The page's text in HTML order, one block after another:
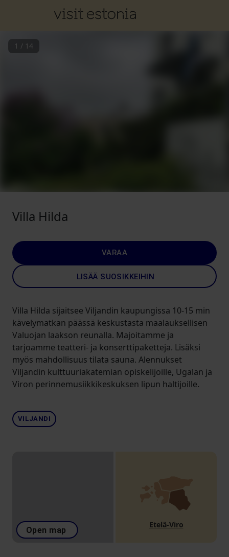
1 / 14
Villa Hilda
VARAA
LISÄÄ SUOSIKKEIHIN
Villa Hilda sijaitsee Viljandin kaupungissa 10-15 min
kävelymatkan päässä keskustasta maalauksellisen
Valuojan laakson reunalla. Majoitamme ja
tarjoamme teatteri- ja konserttipaketteja. Lisäksi
myös mahdollisuus tilata sauna. Alennukset
Viljandin kulttuuriakatemian opiskelijoille, Ugalan ja
Viron perinnemusiikkikeskuksen lipun haltijoille.
VILJANDI
Open map
Etelä-Viro